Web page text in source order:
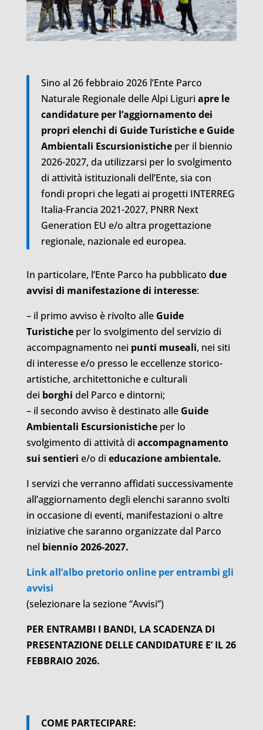
Sino al 26 febbraio 2026 l’Ente Parco
Naturale Regionale delle Alpi Liguri apre le
candidature per l’aggiornamento dei
propri elenchi di Guide Turistiche e Guide
Ambientali Escursionistiche per il biennio
2026-2027, da utilizzarsi per lo svolgimento
di attività istituzionali dell’Ente, sia con
fondi propri che legati ai progetti INTERREG
Italia-Francia 2021-2027, PNRR Next
Generation EU e/o altra progettazione
regionale, nazionale ed europea.
In particolare, l’Ente Parco ha pubblicato due
avvisi di manifestazione di interesse:
– il primo avviso è rivolto alleGuide
Turistiche per lo svolgimento del servizio di
accompagnamento nei punti museali, nei siti
di interesse e/o presso le eccellenze storico-
artistiche, architettoniche e culturali
dei borghi del Parco e dintorni;
– il secondo avviso è destinato alle Guide
Ambientali Escursionistiche per lo
svolgimento di attività di accompagnamento
sui sentieri e/o di educazione ambientale.
I servizi che verranno affidati successivamente
all’aggiornamento degli elenchi saranno svolti
in occasione di eventi, manifestazioni o altre
iniziative che saranno organizzate dal Parco
nel biennio 2026-2027.
Link all’albo pretorio online per entrambi gli
avvisi
(selezionare la sezione “Avvisi”)
PER ENTRAMBI I BANDI, LA SCADENZA DI
PRESENTAZIONE DELLE CANDIDATURE E’ IL 26
FEBBRAIO 2026.
COME PARTECIPARE: